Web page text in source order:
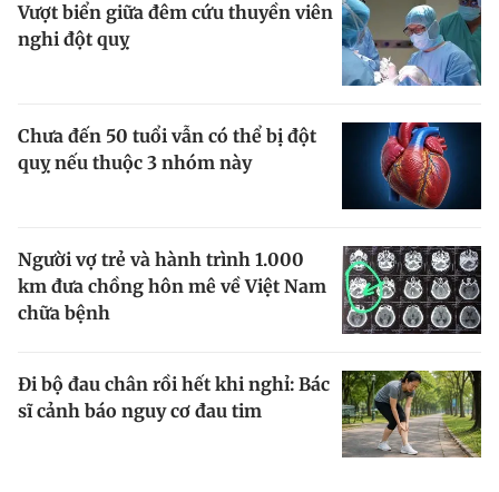
Tin thị trường Tin 360
Thông tin tòa soạn Liên hệ quảng cáo
Vượt biển giữa đêm cứu thuyền viên
nghi đột quỵ
Chưa đến 50 tuổi vẫn có thể bị đột
quỵ nếu thuộc 3 nhóm này
Người vợ trẻ và hành trình 1.000
km đưa chồng hôn mê về Việt Nam
chữa bệnh
Đi bộ đau chân rồi hết khi nghỉ: Bác
sĩ cảnh báo nguy cơ đau tim